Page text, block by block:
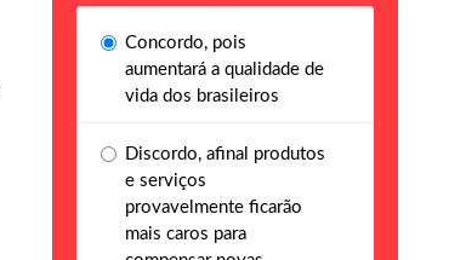
Concordo, pois
aumentará a qualidade de
vida dos brasileiros
Discordo, afinal produtos
e serviços
provavelmente ficarão
mais caros para